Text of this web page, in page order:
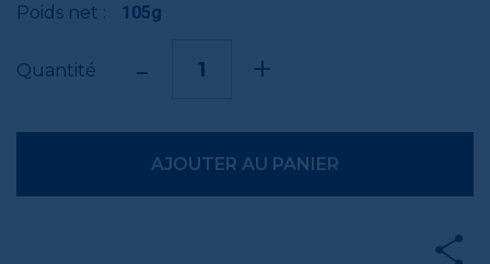
Poids net : 105g
Quantité - +
AJOUTER AU PANIER